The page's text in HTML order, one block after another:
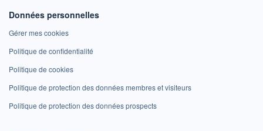
Données personnelles
Gérer mes cookies
Politique de confidentialité
Politique de cookies
Politique de protection des données membres et visiteurs
Politique de protection des données prospects